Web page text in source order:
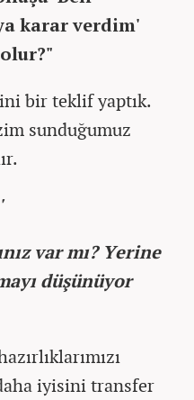
karar verdim'
bir teklif yaptık.
sunduğumuz
var mı? Yerine
düşünüyor
iyisini transfer